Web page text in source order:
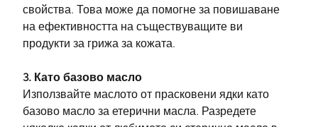
свойства. Това може да помогне за повишаване
на ефективността на съществуващите ви
продукти за грижа за кожата.
3. Като базово масло
Използвайте маслото от прасковени ядки като
базово масло за етерични масла. Разредете